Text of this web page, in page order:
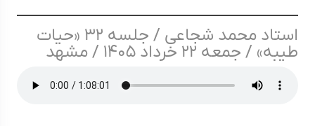
استاد محمد شجاعی / جلسه ۳۲ «حیات
طیبه» / جمعه ۲۲ خرداد ۱۴۰۵ / مشهد